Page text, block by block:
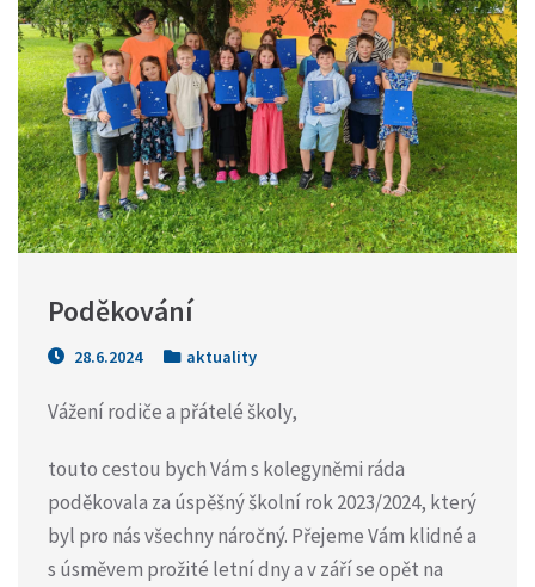
Poděkování
28.6.2024 aktuality
Vážení rodiče a přátelé školy,
touto cestou bych Vám s kolegyněmi ráda
poděkovala za úspěšný školní rok 2023/2024, který
byl pro nás všechny náročný. Přejeme Vám klidné a
s úsměvem prožité letní dny a v září se opět na